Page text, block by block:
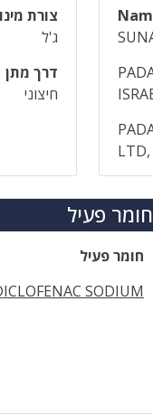
LTD,
צורת
ג'ל
דרך מתן
חיצוני
חומר פעיל
חומר פעיל
SODIUM